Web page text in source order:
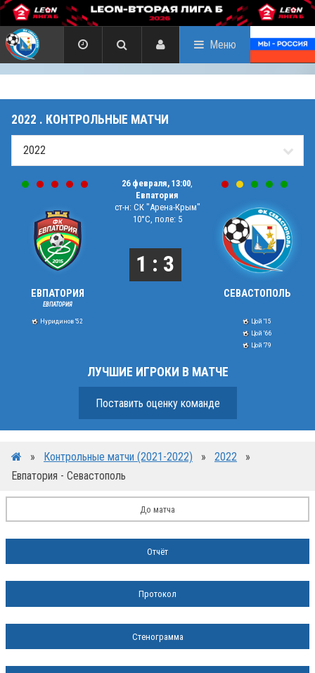
Меню
2022 . КОНТРОЛЬНЫЕ МАТЧИ
ЕВПАТОРИЯ
ЕВПАТОРИЯ
Нуридинов '52
26 февраля, 13:00
Евпатория
ст-н: СК "Арена-Крым"
10°C, поле: 5
1 : 3
СЕВАСТОПОЛЬ
Цой '15
Цой '66
Цой '79
ЛУЧШИЕ ИГРОКИ В МАТЧЕ
Поставить оценку команде
» Контрольные матчи (2021-2022) » 2022
»
Евпатория - Севастополь
До матча
Отчёт
Протокол
Стенограмма